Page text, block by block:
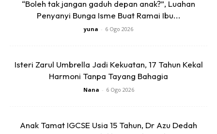
Ayam Masak Merah
“Boleh tak jangan gaduh depan anak?”, Luahan
Penyanyi Bunga Isme Buat Ramai Ibu...
yuna - 6 Ogo 2026
Isteri Zarul Umbrella Jadi Kekuatan, 17 Tahun Kekal
Harmoni Tanpa Tayang Bahagia
Nana - 6 Ogo 2026
Anak Tamat IGCSE Usia 15 Tahun, Dr Azu Dedah